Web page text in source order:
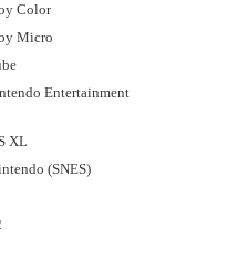
Color
Micro
Entertainment
XL
(SNES)